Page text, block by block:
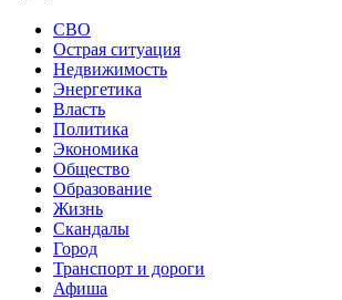
СВО
Острая ситуация
Недвижимость
Энергетика
Власть
Политика
Экономика
Общество
Образование
Жизнь
Скандалы
Город
Транспорт и дороги
Афиша